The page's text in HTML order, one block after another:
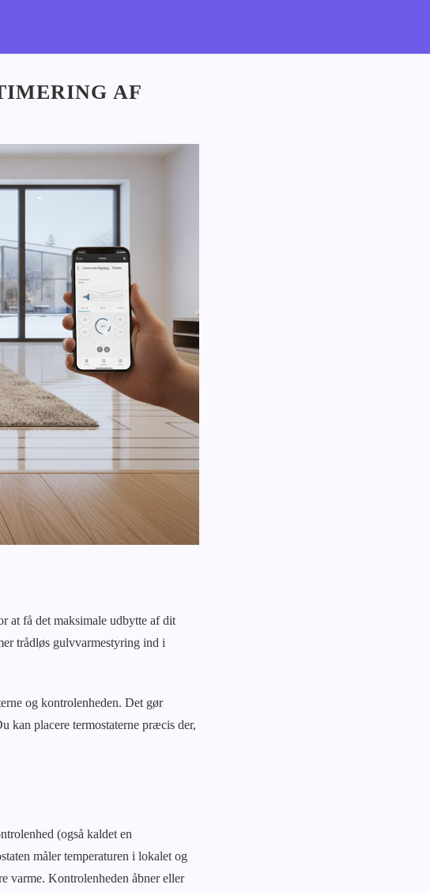
AF
at få det maksimale udbytte af dit
trådløs gulvvarmestyring ind i
og kontrolenheden. Det gør
kan placere termostaterne præcis der,
(også kaldet en
måler temperaturen i lokalet og
varme. Kontrolenheden åbner eller